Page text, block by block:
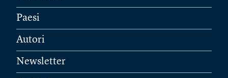
Paesi
Autori
Newsletter